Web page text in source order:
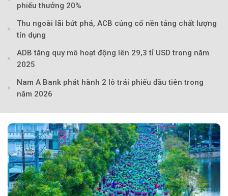
phiếu thưởng 20%
Thu ngoài lãi bứt phá, ACB củng cố nền tảng chất lượng
tín dụng
ADB tăng quy mô hoạt động lên 29,3 tỉ USD trong năm
2025
Nam A Bank phát hành 2 lô trái phiếu đầu tiên trong
năm 2026